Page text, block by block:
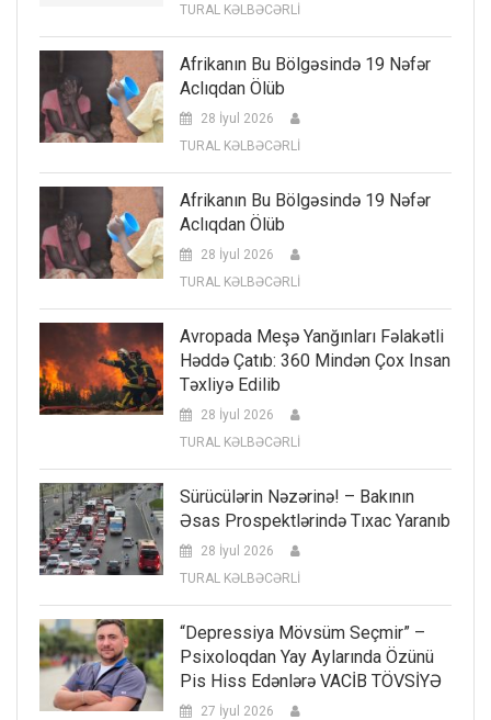
TURAL KƏLBƏCƏRLİ
Afrikanın Bu Bölgəsində 19 Nəfər
Aclıqdan Ölüb
28 İyul 2026
TURAL KƏLBƏCƏRLİ
Afrikanın Bu Bölgəsində 19 Nəfər
Aclıqdan Ölüb
28 İyul 2026
TURAL KƏLBƏCƏRLİ
Avropada Meşə Yanğınları Fəlakətli
Həddə Çatıb: 360 Mindən Çox Insan
Təxliyə Edilib
28 İyul 2026
TURAL KƏLBƏCƏRLİ
Sürücülərin Nəzərinə! – Bakının
Əsas Prospektlərində Tıxac Yaranıb
28 İyul 2026
TURAL KƏLBƏCƏRLİ
“Depressiya Mövsüm Seçmir” –
Psixoloqdan Yay Aylarında Özünü
Pis Hiss Edənlərə VACİB TÖVSİYƏ
27 İyul 2026